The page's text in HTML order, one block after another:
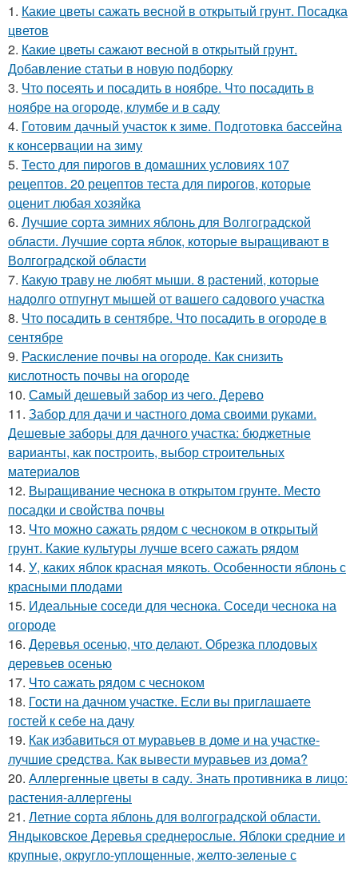
1. Какие цветы сажать весной в открытый грунт. Посадка
цветов
2. Какие цветы сажают весной в открытый грунт.
Добавление статьи в новую подборку
3. Что посеять и посадить в ноябре. Что посадить в
ноябре на огороде, клумбе и в саду
4. Готовим дачный участок к зиме. Подготовка бассейна
к консервации на зиму
5. Тесто для пирогов в домашних условиях 107
рецептов. 20 рецептов теста для пирогов, которые
оценит любая хозяйка
6. Лучшие сорта зимних яблонь для Волгоградской
области. Лучшие сорта яблок, которые выращивают в
Волгоградской области
7. Какую траву не любят мыши. 8 растений, которые
надолго отпугнут мышей от вашего садового участка
8. Что посадить в сентябре. Что посадить в огороде в
сентябре
9. Раскисление почвы на огороде. Как снизить
кислотность почвы на огороде
10. Самый дешевый забор из чего. Дерево
11. Забор для дачи и частного дома своими руками.
Дешевые заборы для дачного участка: бюджетные
варианты, как построить, выбор строительных
материалов
12. Выращивание чеснока в открытом грунте. Место
посадки и свойства почвы
13. Что можно сажать рядом с чесноком в открытый
грунт. Какие культуры лучше всего сажать рядом
14. У, каких яблок красная мякоть. Особенности яблонь с
красными плодами
15. Идеальные соседи для чеснока. Соседи чеснока на
огороде
16. Деревья осенью, что делают. Обрезка плодовых
деревьев осенью
17. Что сажать рядом с чесноком
18. Гости на дачном участке. Если вы приглашаете
гостей к себе на дачу
19. Как избавиться от муравьев в доме и на участке-
лучшие средства. Как вывести муравьев из дома?
20. Аллергенные цветы в саду. Знать противника в лицо:
растения-аллергены
21. Летние сорта яблонь для волгоградской области.
Яндыковское Деревья среднерослые. Яблоки средние и
крупные, округло-уплощенные, желто-зеленые с